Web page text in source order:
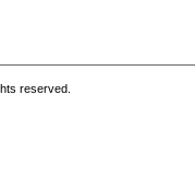
reserved.